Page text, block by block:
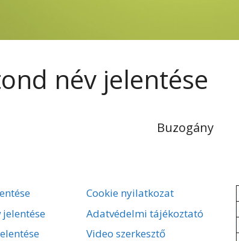
név jelentése
Buzogány
Cookie nyilatkozat
Adatvédelmi tájékoztató
Video szerkesztő